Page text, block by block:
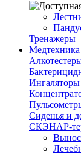
Тренажеры
Mедтехника
Ингаляторы
Сиденья и
СКЭНАР-